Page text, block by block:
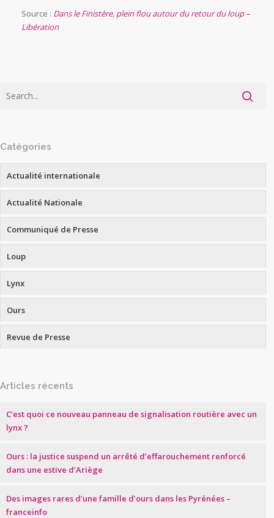
Source : Dans le Finistère, plein flou autour du retour du loup –
Libération
Catégories
Actualité internationale
Actualité Nationale
Communiqué de Presse
Loup
Lynx
Ours
Revue de Presse
Articles récents
C’est quoi ce nouveau panneau de signalisation routière avec un
lynx ?
Ours : la justice suspend un arrêté d’effarouchement renforcé
dans une estive d’Ariège
Des images rares d’une famille d’ours dans les Pyrénées –
franceinfo